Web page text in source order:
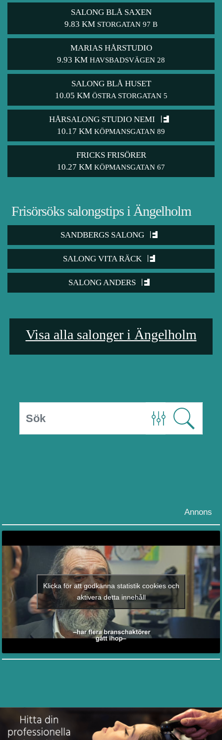
SALONG BLÅ SAXEN
9.83 KM STORGATAN 97 B
MARIAS HÅRSTUDIO
9.93 KM HAVSBADSVÄGEN 28
SALONG BLÅ HUSET
10.05 KM ÖSTRA STORGATAN 5
HÅRSALONG STUDIO NEMI
10.17 KM KÖPMANSGATAN 89
FRICKS FRISÖRER
10.27 KM KÖPMANSGATAN 67
Frisörsöks salongstips i Ängelholm
SANDBERGS SALONG
SALONG VITA RÄCK
SALONG ANDERS
Visa alla salonger i Ängelholm
Annons
Klicka för att godkänna statistik cookies och
aktivera detta innehåll